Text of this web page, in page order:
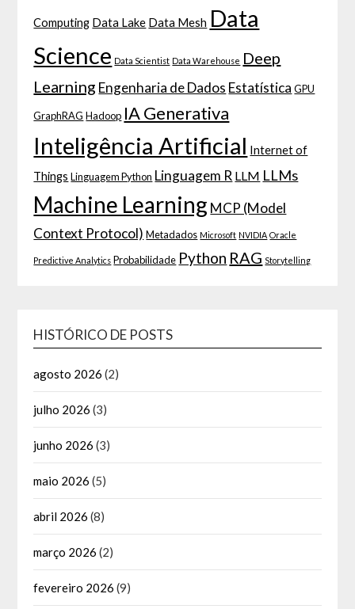
Computing Data Lake Data Mesh Data
Science Data Scientist Data Warehouse Deep
Learning Engenharia de Dados Estatística GPU
GraphRAG Hadoop IA Generativa
Inteligência Artificial Internet of
Things Linguagem Python Linguagem R LLM LLMs
Machine Learning MCP (Model
Context Protocol) Metadados Microsoft NVIDIA Oracle
Predictive Analytics Probabilidade Python RAG Storytelling
HISTÓRICO DE POSTS
agosto 2026 (2)
julho 2026 (3)
junho 2026 (3)
maio 2026 (5)
abril 2026 (8)
março 2026 (2)
fevereiro 2026 (9)